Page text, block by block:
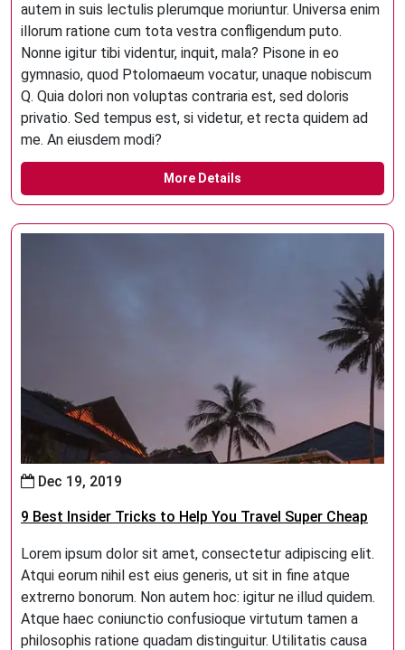
autem in suis lectulis plerumque moriuntur. Universa enim
illorum ratione cum tota vestra confligendum puto.
Nonne igitur tibi videntur, inquit, mala? Pisone in eo
gymnasio, quod Ptolomaeum vocatur, unaque nobiscum
Q. Quia dolori non voluptas contraria est, sed doloris
privatio. Sed tempus est, si videtur, et recta quidem ad
me. An eiusdem modi?
More Details
Dec 19, 2019
9 Best Insider Tricks to Help You Travel Super Cheap
Lorem ipsum dolor sit amet, consectetur adipiscing elit.
Atqui eorum nihil est eius generis, ut sit in fine atque
extrerno bonorum. Non autem hoc: igitur ne illud quidem.
Atque haec coniunctio confusioque virtutum tamen a
philosophis ratione quadam distinguitur. Utilitatis causa